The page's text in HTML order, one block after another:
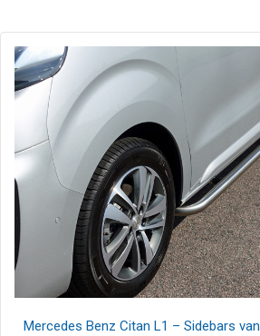
Mercedes Benz Citan L1 – Sidebars van